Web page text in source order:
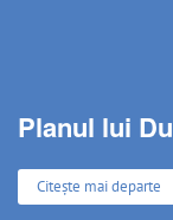
Planul lui
Citește mai departe